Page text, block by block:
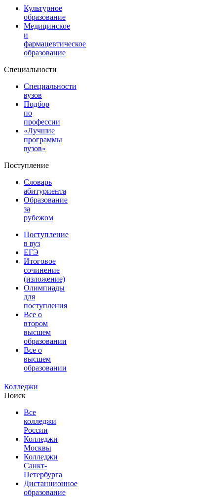
Культурное
образование
Медицинское
и
фармацевтическое
образование
Специальности
Специальности
вузов
Подбор
по
профессии
«Лучшие
программы
вузов»
Поступление
Словарь
абитуриента
Образование
за
рубежом
Поступление
в вуз
ЕГЭ
Итоговое
сочинение
(изложение)
Олимпиады
для
поступления
Все о
втором
высшем
образовании
Все о
высшем
образовании
Колледжи
Поиск
Все
колледжи
России
Колледжи
Москвы
Колледжи
Санкт-
Петербурга
Дистанционное
образование